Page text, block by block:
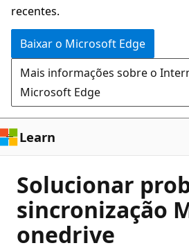
recentes.
Baixar o Microsoft Edge
Mais informações sobre o
Microsoft Edge
Learn
Solucionar
sincronização
onedrive